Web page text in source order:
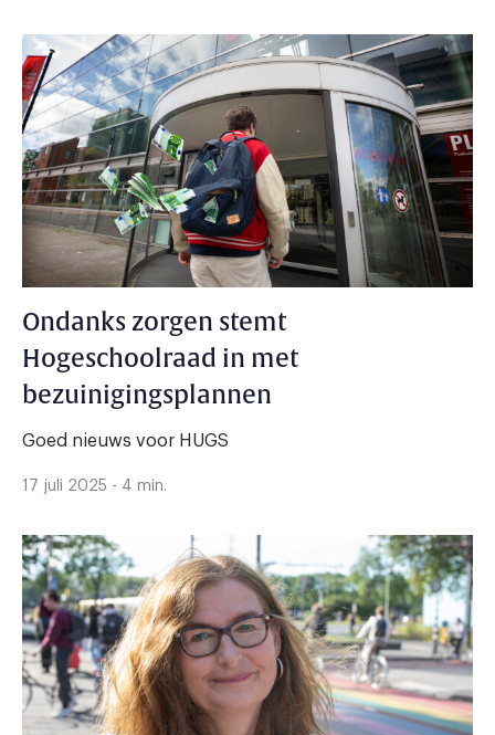
Ondanks zorgen stemt
Hogeschoolraad in met
bezuinigingsplannen
Goed nieuws voor HUGS
17 juli 2025 - 4 min.